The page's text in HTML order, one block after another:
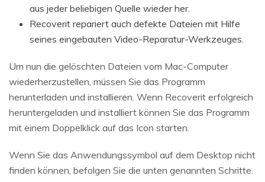
aus jeder beliebigen Quelle wieder her.
Recoverit repariert auch defekte Dateien mit Hilfe
seines eingebauten Video-Reparatur-Werkzeuges.
Um nun die gelöschten Dateien vom Mac-Computer
wiederherzustellen, müssen Sie das Programm
herunterladen und installieren. Wenn Recoverit erfolgreich
heruntergeladen und installiert können Sie das Programm
mit einem Doppelklick auf das Icon starten.
Wenn Sie das Anwendungssymbol auf dem Desktop nicht
finden können, befolgen Sie die unten genannten Schritte.